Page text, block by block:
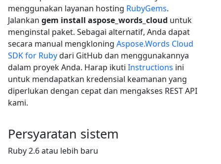
menggunakan layanan hosting RubyGems.
Jalankan gem install aspose_words_cloud untuk
menginstal paket. Sebagai alternatif, Anda dapat
secara manual mengkloning Aspose.Words Cloud
SDK for Rubydari GitHub dan menggunakannya
dalam proyek Anda. Harap ikuti Instructions ini
untuk mendapatkan kredensial keamanan yang
diperlukan dengan cepat dan mengakses REST API
kami.
Persyaratan sistem
Ruby 2.6 atau lebih baru